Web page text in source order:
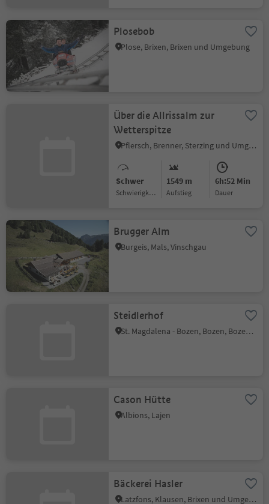
Plosebob
Plose, Brixen, Brixen und Umgebung
Über die Allrissalm zur
Wetterspitze
Pflersch, Brenner, Sterzing und Umgebung
Schwer
Schwierigkeitsgrad
1549 m
Aufstieg
6h:52 Min
Dauer
Brugger Alm
Burgeis, Mals, Vinschgau
Steidlerhof
St. Magdalena - Bozen, Bozen, Bozen und Umgebung
Cason Hütte
Albions, Lajen
Bäckerei Hasler
Latzfons, Klausen, Brixen und Umgebung